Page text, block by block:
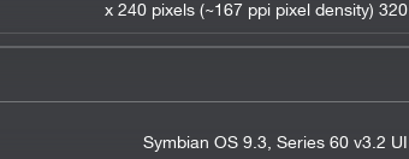
320 x 240 pixels (~167 ppi pixel density)
Symbian OS 9.3, Series 60 v3.2 UI